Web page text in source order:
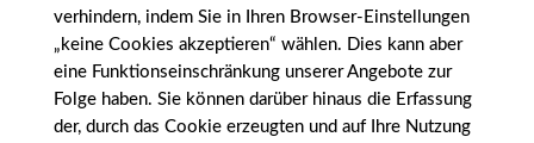
verhindern, indem Sie in Ihren Browser-Einstellungen
„keine Cookies akzeptieren“ wählen. Dies kann aber
eine Funktionseinschränkung unserer Angebote zur
Folge haben. Sie können darüber hinaus die Erfassung
der, durch das Cookie erzeugten und auf Ihre Nutzung